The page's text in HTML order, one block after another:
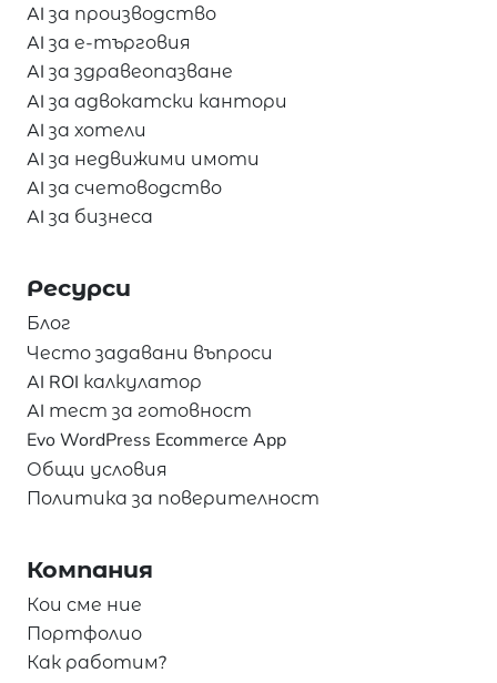
AI за производство
AI за е-търговия
AI за здравеопазване
AI за адвокатски кантори
AI за хотели
AI за недвижими имоти
AI за счетоводство
AI за бизнеса
Ресурси
Блог
Често задавани въпроси
AI ROI калкулатор
AI тест за готовност
Evo WordPress Ecommerce App
Общи условия
Политика за поверителност
Компания
Кои сме ние
Портфолио
Как работим?